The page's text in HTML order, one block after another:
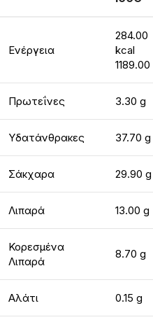
Ενέργεια
284.00
kcal
Πρωτεΐνες 3.30 g
Υδατάνθρακες 37.70 g
Σάκχαρα 29.90 g
Λιπαρά 13.00 g
Κορεσμένα
Λιπαρά
8.70 g
Αλάτι 0.15 g